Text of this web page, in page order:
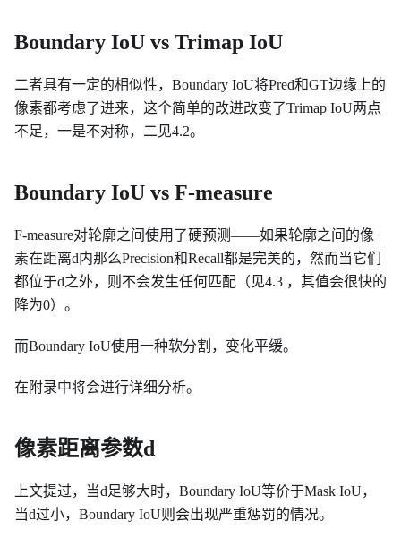
Boundary IoU vs Trimap IoU
二者具有一定的相似性，Boundary IoU将Pred和GT边缘上的
像素都考虑了进来，这个简单的改进改变了Trimap IoU两点
不足，一是不对称，二见4.2。
Boundary IoU vs F-measure
F-measure对轮廓之间使用了硬预测——如果轮廓之间的像
素在距离d内那么Precision和Recall都是完美的，然而当它们
都位于d之外，则不会发生任何匹配（见4.3 ，其值会很快的
降为0）。
而Boundary IoU使用一种软分割，变化平缓。
在附录中将会进行详细分析。
像素距离参数d
上文提过，当d足够大时，Boundary IoU等价于Mask IoU，
当d过小，Boundary IoU则会出现严重惩罚的情况。